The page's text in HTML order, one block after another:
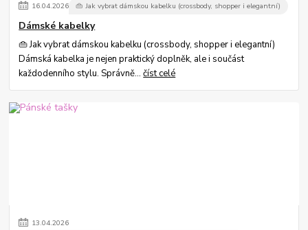
16.04.2026 👜 Jak vybrat dámskou kabelku (crossbody, shopper i elegantní)
Dámské kabelky
👜 Jak vybrat dámskou kabelku (crossbody, shopper i elegantní)
Dámská kabelka je nejen praktický doplněk, ale i součást
každodenního stylu. Správně...číst celé
13.04.2026